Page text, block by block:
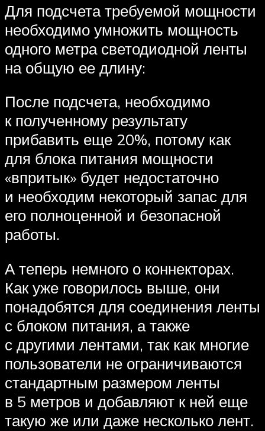
Для подсчета требуемой мощности
необходимо умножить мощность
одного метра светодиодной ленты
на общую ее длину:
После подсчета, необходимо
к полученному результату
прибавить еще 20%, потому как
для блока питания мощности
«впритык» будет недостаточно
и необходим некоторый запас для
его полноценной и безопасной
работы.
А теперь немного о коннекторах.
Как уже говорилось выше, они
понадобятся для соединения ленты
с блоком питания, а также
с другими лентами, так как многие
пользователи не ограничиваются
стандартным размером ленты
в 5 метров и добавляют к ней еще
такую же или даже несколько лент.